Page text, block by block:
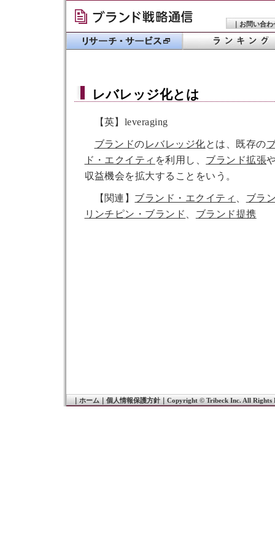
｜ お問い合わ
レバレッジ化とは
【英】leveraging
ブランドのレバレッジ化とは、既存の
ド・エクイティ を利用し、 ブランド拡張
収益機会を拡大することをいう。
【関連】 ブランド・エクイティ
ブラ
リンチピン・ブランド
ブランド提携
ホーム｜ 個人情報保護方針｜ Copyright © Tribeck Inc. All Rights